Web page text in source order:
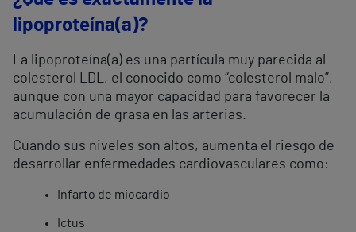
lipoproteína(a)?
La lipoproteína(a) es una partícula muy parecida al
colesterol LDL, el conocido como “colesterol malo”,
aunque con una mayor capacidad para favorecer la
acumulación de grasa en las arterias.
Cuando sus niveles son altos, aumenta el riesgo de
desarrollar enfermedades cardiovasculares como:
Infarto de miocardio
Ictus